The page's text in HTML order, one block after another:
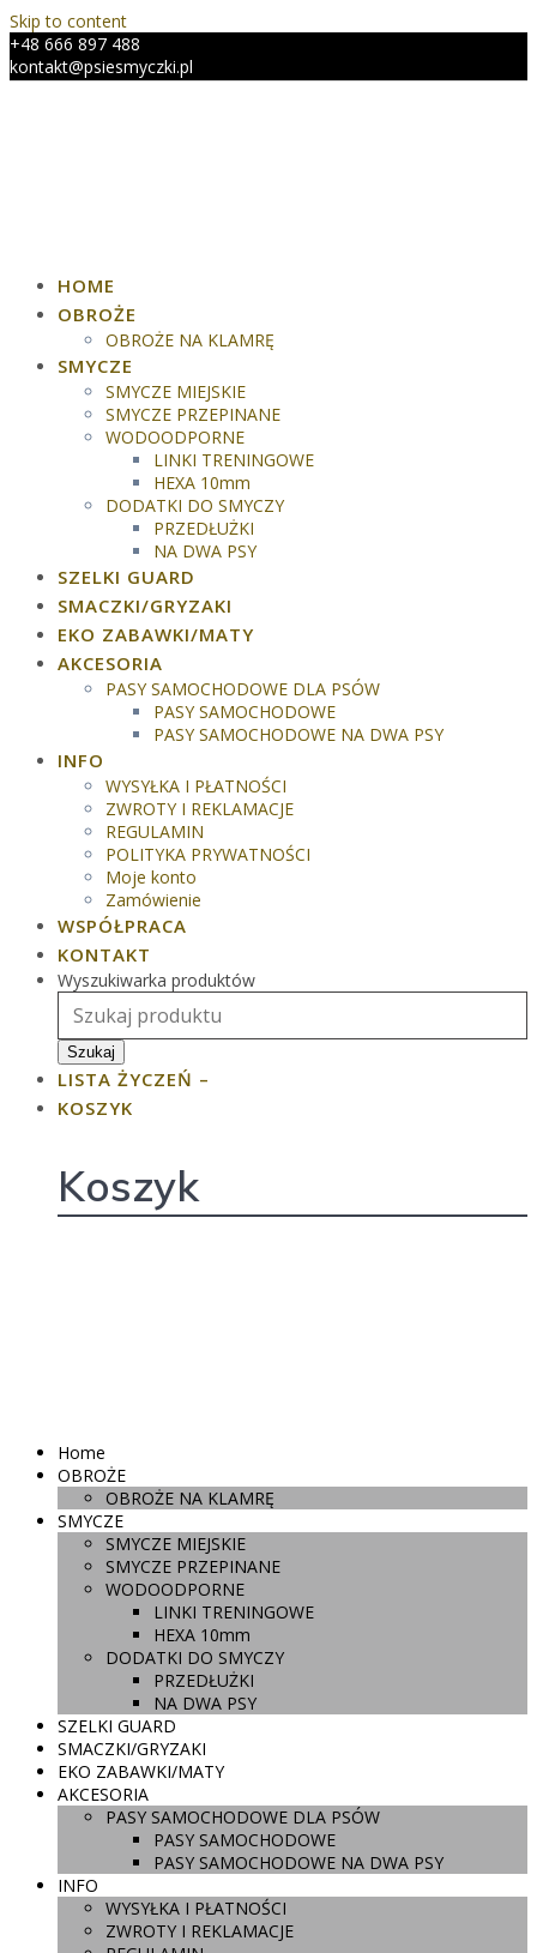
Skip to content
+48 666 897 488
kontakt@psiesmyczki.pl
HOME
OBROŻE
OBROŻE NA KLAMRĘ
SMYCZE
SMYCZE MIEJSKIE
SMYCZE PRZEPINANE
WODOODPORNE
LINKI TRENINGOWE
HEXA 10mm
DODATKI DO SMYCZY
PRZEDŁUŻKI
NA DWA PSY
SZELKI GUARD
SMACZKI/GRYZAKI
EKO ZABAWKI/MATY
AKCESORIA
PASY SAMOCHODOWE DLA PSÓW
PASY SAMOCHODOWE
PASY SAMOCHODOWE NA DWA PSY
INFO
WYSYŁKA I PŁATNOŚCI
ZWROTY I REKLAMACJE
REGULAMIN
POLITYKA PRYWATNOŚCI
Moje konto
Zamówienie
WSPÓŁPRACA
KONTAKT
Wyszukiwarka produktów
Szukaj
LISTA ŻYCZEŃ –
KOSZYK
Koszyk
Home
OBROŻE
OBROŻE NA KLAMRĘ
SMYCZE
SMYCZE MIEJSKIE
SMYCZE PRZEPINANE
WODOODPORNE
LINKI TRENINGOWE
HEXA 10mm
DODATKI DO SMYCZY
PRZEDŁUŻKI
NA DWA PSY
SZELKI GUARD
SMACZKI/GRYZAKI
EKO ZABAWKI/MATY
AKCESORIA
PASY SAMOCHODOWE DLA PSÓW
PASY SAMOCHODOWE
PASY SAMOCHODOWE NA DWA PSY
INFO
WYSYŁKA I PŁATNOŚCI
ZWROTY I REKLAMACJE